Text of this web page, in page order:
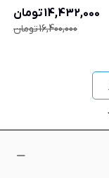
14,432,000 تومان
16,400,000 تومان